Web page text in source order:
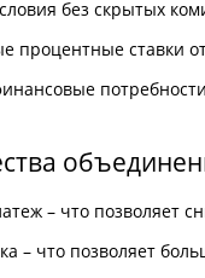
без скрытых
процентные ставки
– что позволяет
– что позволяет